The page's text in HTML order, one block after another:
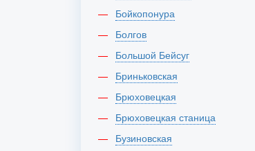
Бойкопонура
Болгов
Большой Бейсуг
Бриньковская
Брюховецкая
Брюховецкая станица
Бузиновская